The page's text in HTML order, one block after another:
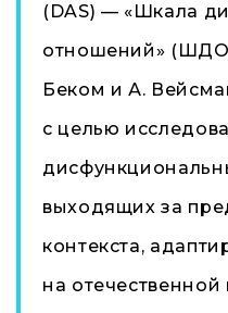
(DAS) — «Шкала
отношений»
Беком и А.
с целью
выходящих за
контекста,
на